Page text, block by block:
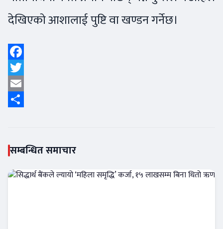
देखिएको आशालाई पुष्टि वा खण्डन गर्नेछ।
Facebook
Twitter
Email
सम्बन्धित समाचार